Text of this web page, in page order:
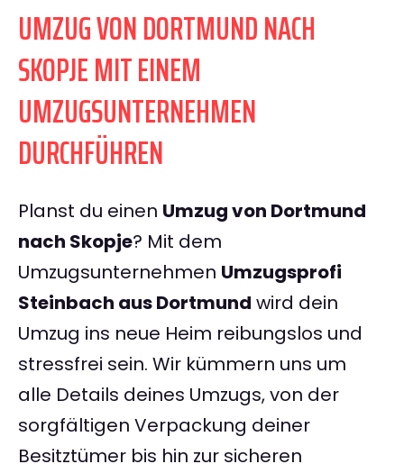
UMZUG VON DORTMUND NACH
SKOPJE MIT EINEM
UMZUGSUNTERNEHMEN
DURCHFÜHREN
Planst du einen Umzug von Dortmund
nach Skopje? Mit dem
Umzugsunternehmen Umzugsprofi
Steinbach aus Dortmund wird dein
Umzug ins neue Heim reibungslos und
stressfrei sein. Wir kümmern uns um
alle Details deines Umzugs, von der
sorgfältigen Verpackung deiner
Besitztümer bis hin zur sicheren